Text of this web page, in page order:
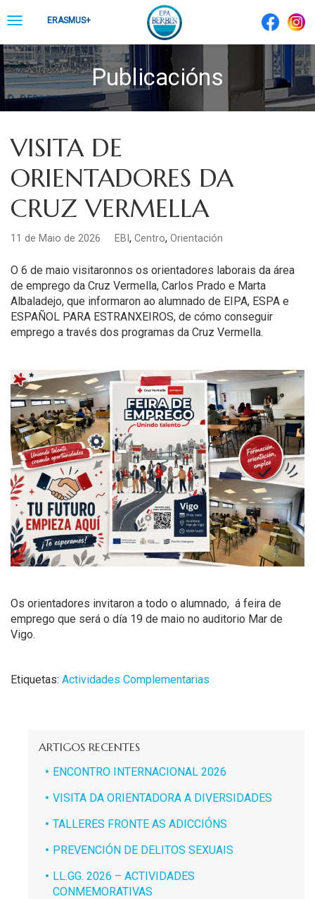
to ToggleERASMUS+
Publicacións
VISITA DE
ORIENTADORES DA
CRUZ VERMELLA
11 de Maio de 2026 EBI , Centro, Orientación
O 6 de maio visitaronnos os orientadores laborais da área
de emprego da Cruz Vermella, Carlos Prado e Marta
Albaladejo, que informaron ao alumnado de EIPA, ESPA e
ESPAÑOL PARA ESTRANXEIROS, de cómo conseguir
emprego a través dos programas da Cruz Vermella.
Os orientadores invitaron a todo o alumnado, á feira de
emprego que será o día 19 de maio no auditorio Mar de
Vigo.
Etiquetas: Actividades Complementarias
ARTIGOS RECENTES
ENCONTRO INTERNACIONAL 2026
VISITA DA ORIENTADORA A DIVERSIDADES
TALLERES FRONTE AS ADICCIÓNS
PREVENCIÓN DE DELITOS SEXUAIS
LL.GG. 2026 – ACTIVIDADES
CONMEMORATIVAS